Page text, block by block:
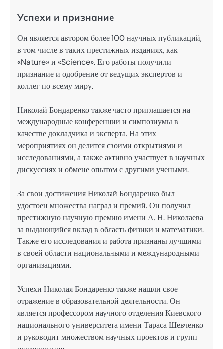
Успехи и признание
Он является автором более 100 научных публикаций,
в том числе в таких престижных изданиях, как
«Nature» и «Science». Его работы получили
признание и одобрение от ведущих экспертов и
коллег по всему миру.
Николай Бондаренко также часто приглашается на
международные конференции и симпозиумы в
качестве докладчика и эксперта. На этих
мероприятиях он делится своими открытиями и
исследованиями, а также активно участвует в научных
дискуссиях и обмене опытом с другими учеными.
За свои достижения Николай Бондаренко был
удостоен множества наград и премий. Он получил
престижную научную премию имени А. Н. Николаева
за выдающийся вклад в область физики и математики.
Также его исследования и работа признаны лучшими
в своей области национальными и международными
организациями.
Успехи Николая Бондаренко также нашли свое
отражение в образовательной деятельности. Он
является профессором научного отделения Киевского
национального университета имени Тараса Шевченко
и руководит множеством научных проектов и групп